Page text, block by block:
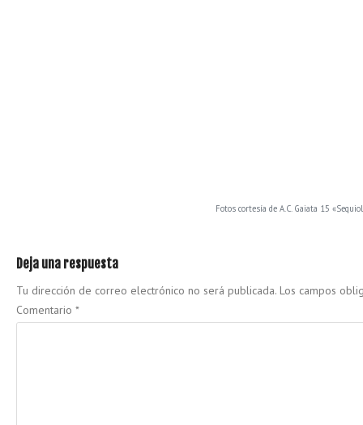
Fotos cortesía de A.C. Gaiata 15
Deja una respuesta
Tu dirección de correo electrónico no será publicada. Los campos
Comentario *